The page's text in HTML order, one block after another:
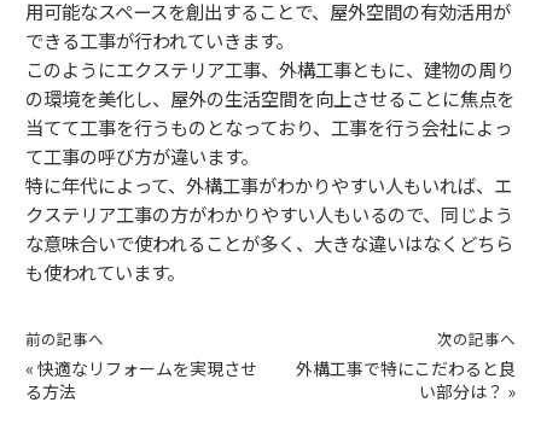
用可能なスペースを創出することで、屋外空間の有効活用が
できる工事が行われていきます。
このようにエクステリア工事、外構工事ともに、建物の周り
の環境を美化し、屋外の生活空間を向上させることに焦点を
当てて工事を行うものとなっており、工事を行う会社によっ
て工事の呼び方が違います。
特に年代によって、外構工事がわかりやすい人もいれば、エ
クステリア工事の方がわかりやすい人もいるので、同じよう
な意味合いで使われることが多く、大きな違いはなくどちら
も使われています。
前の記事へ
« 快適なリフォームを実現させ
る方法
次の記事へ
外構工事で特にこだわると良
い部分は？ »